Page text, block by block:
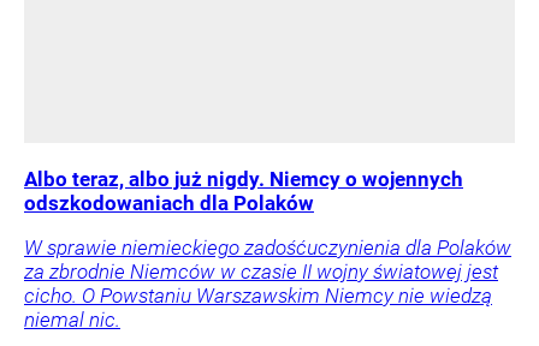
Albo teraz, albo już nigdy. Niemcy o wojennych
odszkodowaniach dla Polaków
W sprawie niemieckiego zadośćuczynienia dla Polaków
za zbrodnie Niemców w czasie II wojny światowej jest
cicho. O Powstaniu Warszawskim Niemcy nie wiedzą
niemal nic.